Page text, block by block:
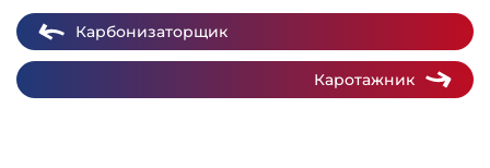
Карбонизаторщик
Каротажник